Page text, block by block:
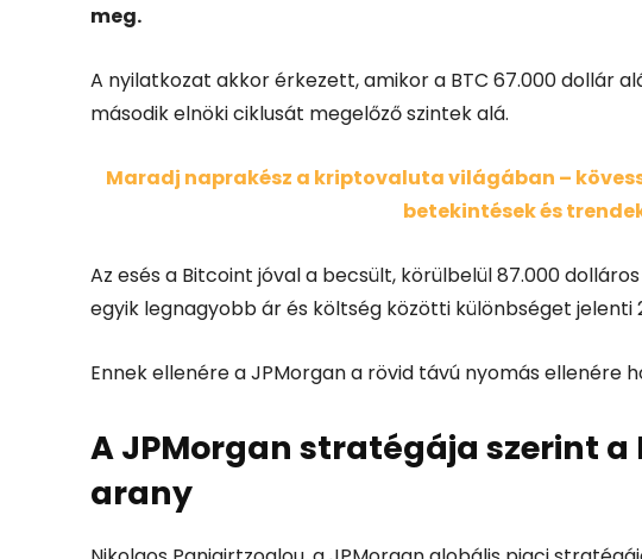
meg.
A nyilatkozat akkor érkezett, amikor a BTC 67.000 dollár
második elnöki ciklusát megelőző szintek alá.
Maradj naprakész a kriptovaluta világában –
betekintések és
Az esés a Bitcoint jóval a becsült, körülbelül 87.000
egyik legnagyobb ár és költség közötti különbséget jelenti
Ennek ellenére a JPMorgan a rövid távú nyomás ellenére
A JPMorgan stratégája szerint a
arany